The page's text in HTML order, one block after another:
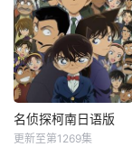
名侦探柯南日语版
更新至第1269集